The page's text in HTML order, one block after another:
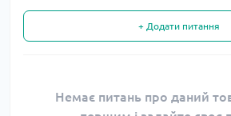
+ Додати питання
Немає питань про даний